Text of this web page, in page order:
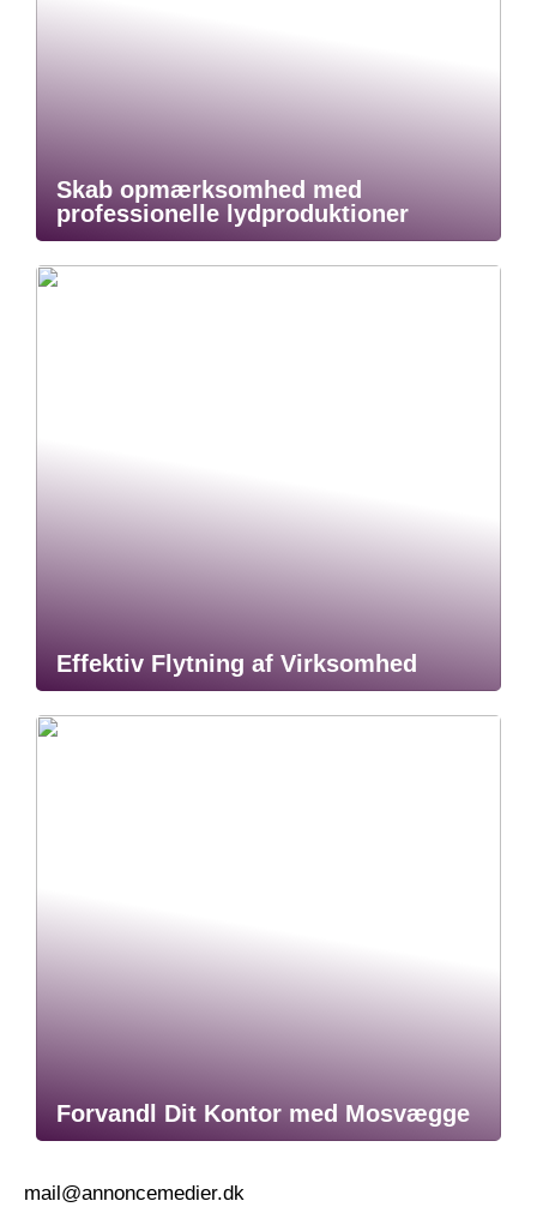
Skab opmærksomhed med
professionelle lydproduktioner
Effektiv Flytning af Virksomhed
Forvandl Dit Kontor med Mosvægge
mail@annoncemedier.dk